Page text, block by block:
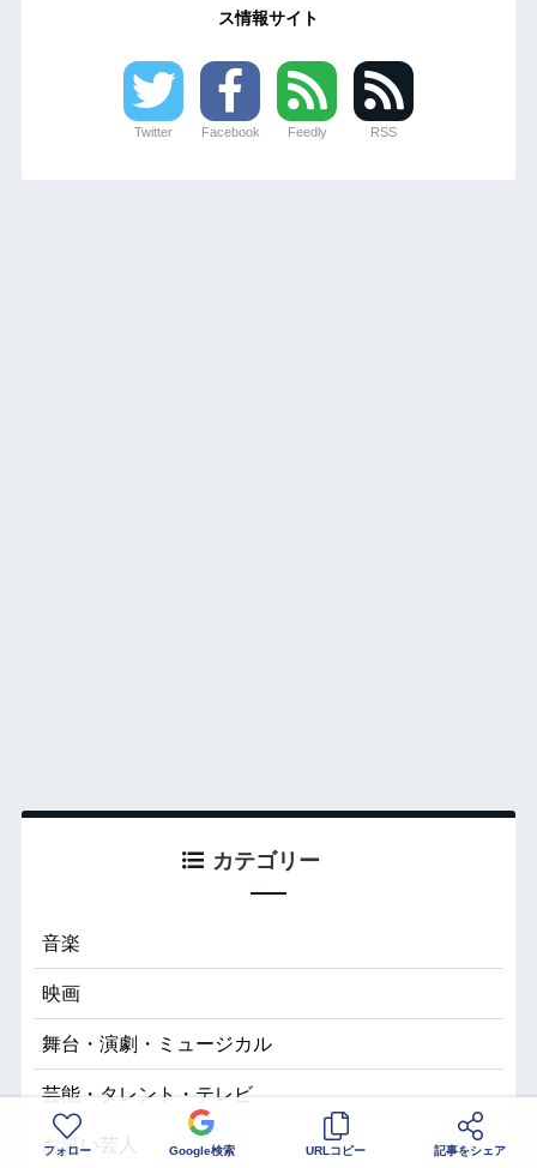
ス情報サイト
Twitter Facebook Feedly RSS
カテゴリー
音楽
映画
舞台・演劇・ミュージカル
芸能・タレント・テレビ
お笑い芸人
フォロー Google検索 URLコピー 記事をシェア